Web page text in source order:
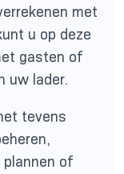
met
u op deze
gasten of
uw lader.
tevens
of